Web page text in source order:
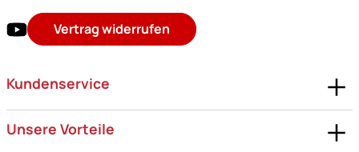
Vertrag widerrufen
Kundenservice
Unsere Vorteile